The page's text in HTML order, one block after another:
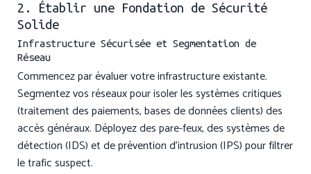
2. Établir une Fondation de Sécurité
Solide
Infrastructure Sécurisée et Segmentation de
Réseau
Commencez par évaluer votre infrastructure existante.
Segmentez vos réseaux pour isoler les systèmes critiques
(traitement des paiements, bases de données clients) des
accès généraux. Déployez des pare-feux, des systèmes de
détection (IDS) et de prévention d’intrusion (IPS) pour filtrer
le trafic suspect.